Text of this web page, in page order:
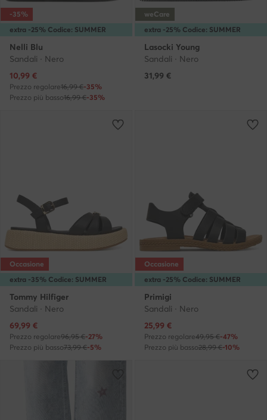
extra -25% Codice: SUMMER
-35%
Nelli Blu
Sandali · Nero
Prezzo attuale
10,99 €
Prezzo regolare16,99 €-35%
Prezzo più basso16,99 €-35%
extra -25% Codice: SUMMER
weCare
Lasocki Young
Sandali · Nero
31,99 €
extra -35% Codice: SUMMER
Occasione
Tommy Hilfiger
Sandali · Nero
Prezzo attuale
69,99 €
Prezzo regolare96,95 €-27%
Prezzo più basso73,99 €-5%
extra -25% Codice: SUMMER
Occasione
Primigi
Sandali · Nero
Prezzo attuale
25,99 €
Prezzo regolare49,95 €-47%
Prezzo più basso28,99 €-10%